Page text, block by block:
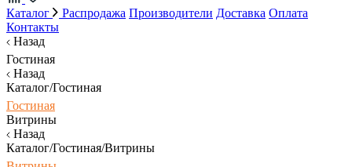
Каталог Распродажа Производители Доставка Оплата
Контакты
Назад
Гостиная
Назад
Каталог/Гостиная
Гостиная
Витрины
Назад
Каталог/Гостиная/Витрины